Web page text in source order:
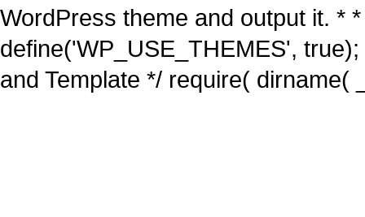
WordPress theme and output it. *
define('WP_USE_THEMES',
and Template */ require( dirname(